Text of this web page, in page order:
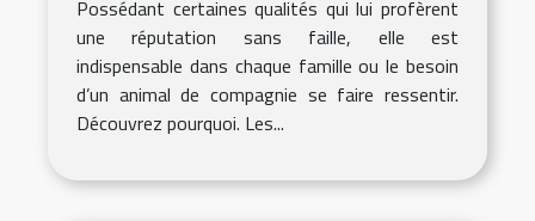
Possédant certaines qualités qui lui profèrent
une réputation sans faille, elle est
indispensable dans chaque famille ou le besoin
d’un animal de compagnie se faire ressentir.
Découvrez pourquoi. Les...